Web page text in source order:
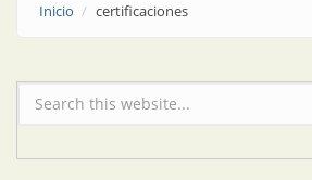
Inicio certificaciones
Formulario de búsqueda